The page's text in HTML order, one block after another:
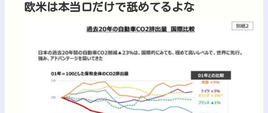
欧米は本当口だけで舐めてるよな